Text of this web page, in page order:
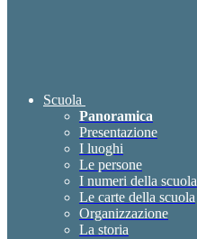
Scuola
Panoramica
Presentazione
I luoghi
Le persone
I numeri della scuola
Le carte della scuola
Organizzazione
La storia